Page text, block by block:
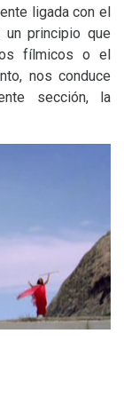
ligada con el
principio que
fílmicos o el
nos conduce
sección, la